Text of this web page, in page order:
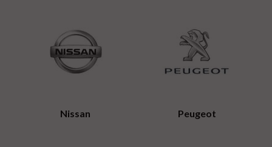
Nissan Peugeot